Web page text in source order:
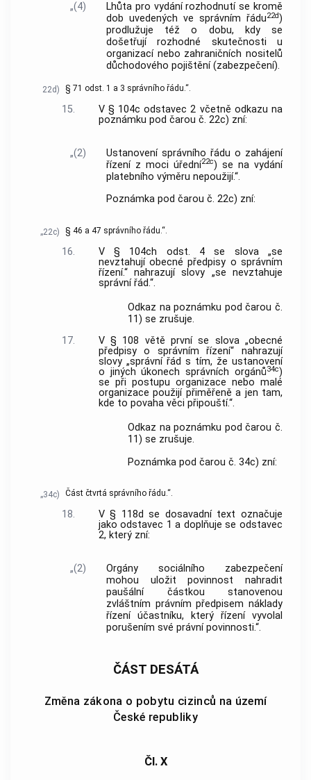
„(4)
Lhůta pro vydání rozhodnutí se kromě
dob uvedených ve správním řádu22d)
prodlužuje též o dobu, kdy se
došetřují rozhodné skutečnosti u
organizací nebo zahraničních nositelů
důchodového pojištění (zabezpečení).
22d) § 71 odst. 1 a 3 správního řádu.“.
15.
V § 104c odstavec 2 včetně odkazu na
poznámku pod čarou č. 22c) zní:
„(2)
Ustanovení správního řádu o zahájení
řízení z moci úřední22c) se na vydání
platebního výměru nepoužijí.“.
Poznámka pod čarou č. 22c) zní:
„22c) § 46 a 47 správního řádu.“.
16.
V § 104ch odst. 4 se slova „se
nevztahují obecné předpisy o správním
řízení.“ nahrazují slovy „se nevztahuje
správní řád.“.
Odkaz na poznámku pod čarou č.
11) se zrušuje.
17.
V § 108 větě první se slova „obecné
předpisy o správním řízení“ nahrazují
slovy „správní řád s tím, že ustanovení
o jiných úkonech správních orgánů34c)
se při postupu organizace nebo malé
organizace použijí přiměřeně a jen tam,
kde to povaha věci připouští.“.
Odkaz na poznámku pod čarou č.
11) se zrušuje.
Poznámka pod čarou č. 34c) zní:
„34c) Část čtvrtá správního řádu.“.
18.
V § 118d se dosavadní text označuje
jako odstavec 1 a doplňuje se odstavec
2, který zní:
„(2)
Orgány sociálního zabezpečení
mohou uložit povinnost nahradit
paušální částkou stanovenou
zvláštním právním předpisem náklady
řízení účastníku, který řízení vyvolal
porušením své právní povinnosti.“.
ČÁST DESÁTÁ
Změna zákona o pobytu cizinců na území
České republiky
Čl. X